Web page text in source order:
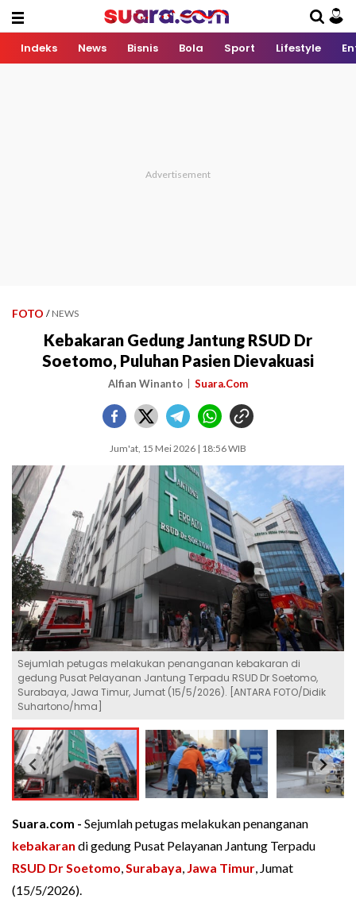
Indeks News Bisnis Bola Sport Lifestyle
FOTO / NEWS
Kebakaran Gedung Jantung RSUD Dr
Soetomo, Puluhan Pasien Dievakuasi
Alfian Winanto Suara.Com
Jum'at, 15 Mei 2026 | 18:56 WIB
Sejumlah petugas melakukan penanganan kebakaran di
gedung Pusat Pelayanan Jantung Terpadu RSUD Dr Soetomo,
Surabaya, Jawa Timur, Jumat (15/5/2026). [ANTARA FOTO/Didik
Suhartono/hma]
Suara.com - Sejumlah petugas melakukan penanganan
kebakaran di gedung Pusat Pelayanan Jantung Terpadu
RSUD Dr Soetomo,Surabaya, Jawa Timur, Jumat
(15/5/2026).